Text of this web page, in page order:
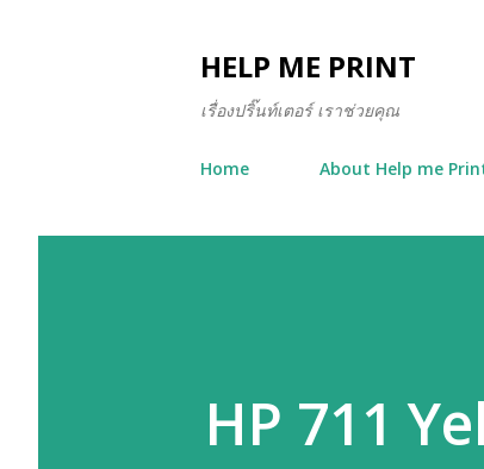
HELP ME PRINT
เรื่องปริ๊นท์เตอร์ เราช่วยคุณ
Home About Help me
HP 711